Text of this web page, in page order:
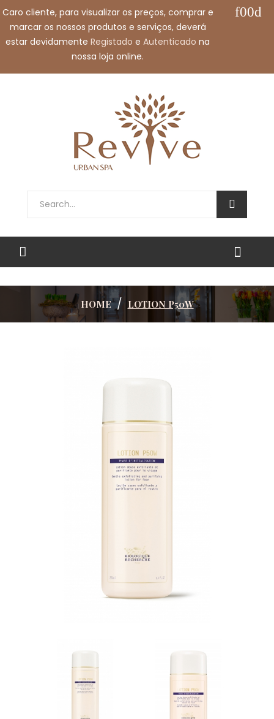
Caro cliente, para visualizar os preços, comprar e
marcar os nossos produtos e serviços, deverá
estar devidamente Registado e Autenticado na
nossa loja online.
Call us free:+351 912 032 115
Email us: shop@revivespa.pt
English
HOME LOTION P50W